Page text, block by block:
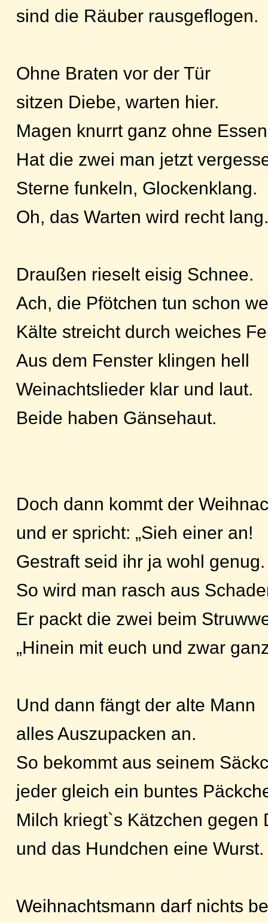
sind die Räuber rausgeflogen.
Ohne Braten vor der Tür
sitzen Diebe, warten hier.
Magen knurrt ganz ohne
Hat die zwei man jetzt
Sterne funkeln, Glockenklang.
Oh, das Warten wird recht lang.
Draußen rieselt eisig Schnee.
Ach, die Pfötchen tun schon
Kälte streicht durch weiches
Aus dem Fenster klingen hell
Weinachtslieder klar und laut.
Beide haben Gänsehaut.
Doch dann kommt der
und er spricht: „Sieh einer an!
Gestraft seid ihr ja wohl genug.
So wird man rasch aus
Er packt die zwei beim
„Hinein mit euch und zwar
Und dann fängt der alte Mann
alles Auszupacken an.
So bekommt aus seinem
jeder gleich ein buntes
Milch kriegt`s Kätzchen gegen
und das Hundchen eine Wurst.
Weihnachtsmann darf nichts